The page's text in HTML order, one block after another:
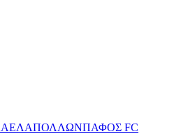
ΑΕΛΑΠΟΛΛΩΝΠΑΦΟΣ FC